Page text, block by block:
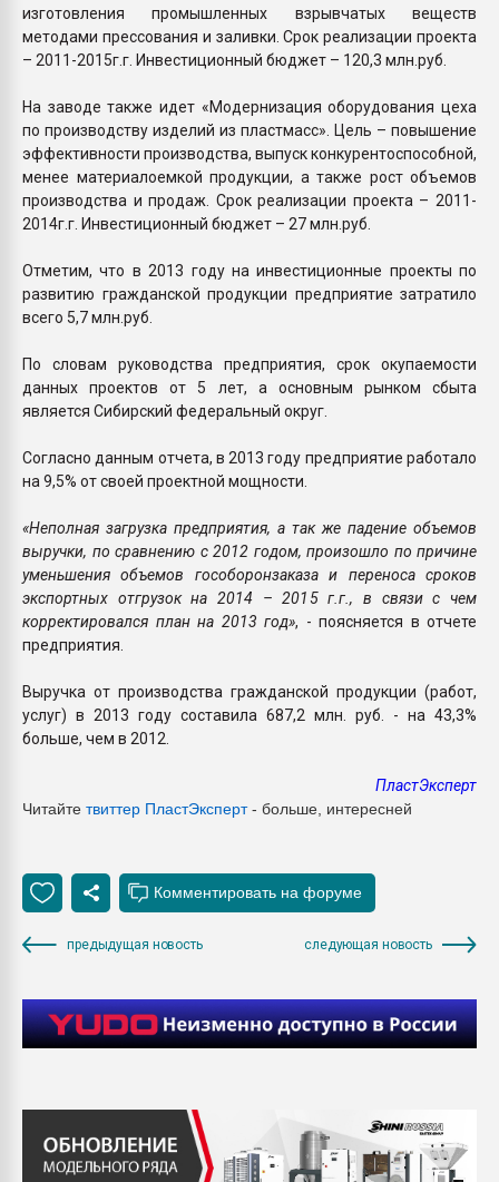
изготовления промышленных взрывчатых веществ
методами прессования и заливки. Срок реализации проекта
– 2011-2015г.г. Инвестиционный бюджет – 120,3 млн.руб.
На заводе также идет «Модернизация оборудования цеха
по производству изделий из пластмасс». Цель – повышение
эффективности производства, выпуск конкурентоспособной,
менее материалоемкой продукции, а также рост объемов
производства и продаж. Срок реализации проекта – 2011-
2014г.г. Инвестиционный бюджет – 27 млн.руб.
Отметим, что в 2013 году на инвестиционные проекты по
развитию гражданской продукции предприятие затратило
всего 5,7 млн.руб.
По словам руководства предприятия, срок окупаемости
данных проектов от 5 лет, а основным рынком сбыта
является Сибирский федеральный округ.
Согласно данным отчета, в 2013 году предприятие работало
на 9,5% от своей проектной мощности.
«Неполная загрузка предприятия, а так же падение объемов
выручки, по сравнению с 2012 годом, произошло по причине
уменьшения объемов гособоронзаказа и переноса сроков
экспортных отгрузок на 2014 – 2015 г.г., в связи с чем
корректировался план на 2013 год», - поясняется в отчете
предприятия.
Выручка от производства гражданской продукции (работ,
услуг) в 2013 году составила 687,2 млн. руб. - на 43,3%
больше, чем в 2012.
ПластЭксперт
Читайте твиттер ПластЭксперт- больше, интересней
предыдущая новость следующая новость